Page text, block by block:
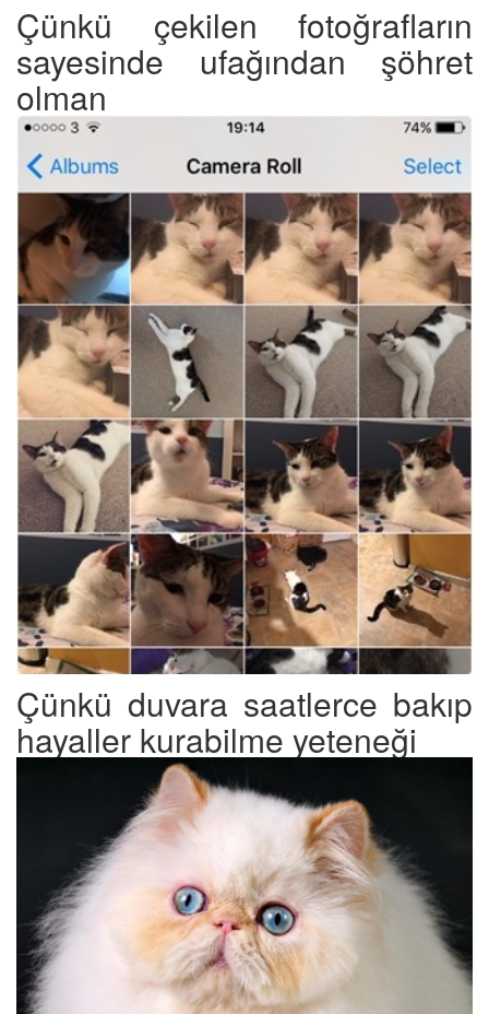
Çünkü çekilen fotoğrafların
sayesinde ufağından şöhret
olman
Çünkü duvara saatlerce bakıp
hayaller kurabilme yeteneği